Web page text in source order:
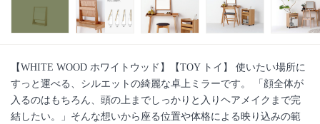
【WHITE WOOD ホワイトウッド】【TOY トイ】 使いたい場所に
すっと運べる、シルエットの綺麗な卓上ミラーです。 「顔全体が
入るのはもちろん、頭の上までしっかりと入りヘアメイクまで完
結したい。」そんな想いから座る位置や体格による映り込みの範